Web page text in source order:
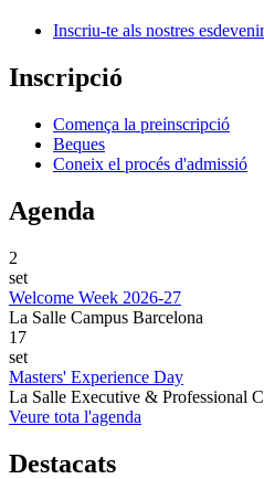
Inscriu-te als nostres
Inscripció
Comença la preinscripció
Beques
Coneix el procés d'admissió
Agenda
2
set
Welcome Week 2026-27
La Salle Campus Barcelona
17
set
Masters' Experience Day
La Salle Executive & Professional
Veure tota l'agenda
Destacats